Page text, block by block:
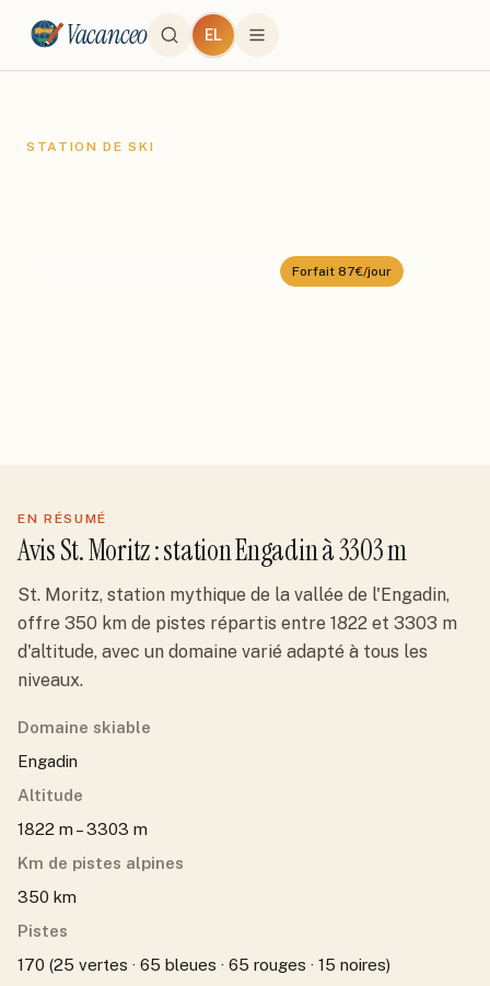
Vacanceo EL
STATION DE SKI
Forfait 87€/jour
EN RÉSUMÉ
AvisSt. Moritz: stationEngadinà 3303 m
St. Moritz, station mythique de la vallée de l'Engadin,
offre 350 km de pistes répartis entre 1822 et 3303 m
d'altitude, avec un domaine varié adapté à tous les
niveaux.
Domaine skiable
Engadin
Altitude
1822 m – 3303 m
Km de pistes alpines
350 km
Pistes
170 (25 vertes · 65 bleues · 65 rouges · 15 noires)